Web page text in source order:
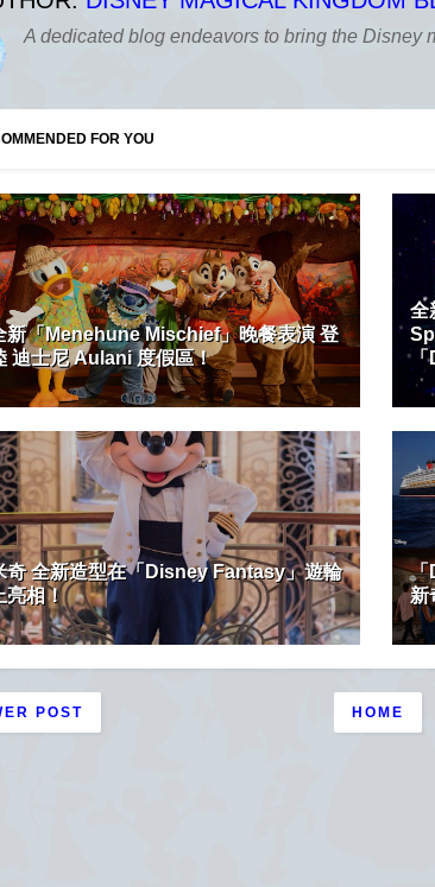
A dedicated blog endeavors to bring the Disney
FOR YOU
新「Menehune Mischief」晚餐表演 登
迪士尼 Aulani 度假區！
全
「
奇 全新造型在「Disney Fantasy」遊輪
亮相！
「
新
POST HOME